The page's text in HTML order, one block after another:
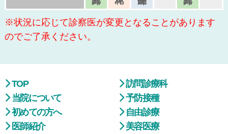
※状況に応じて診察医が変更となることがあります
のでご了承ください。
TOP
当院について
初めての方へ
医師紹介
訪問診療科
予防接種
自由診療
美容医療